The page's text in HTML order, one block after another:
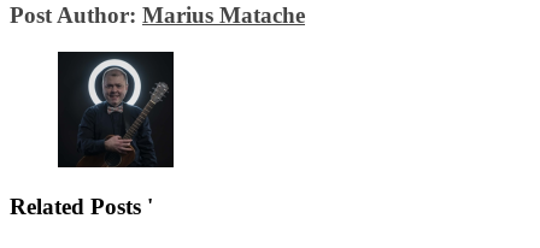
Post Author: Marius Matache
Related Posts '